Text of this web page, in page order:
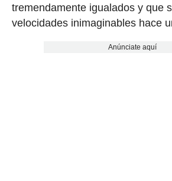
tremendamente igualados y que
velocidades inimaginables hace
Anúnciate aquí